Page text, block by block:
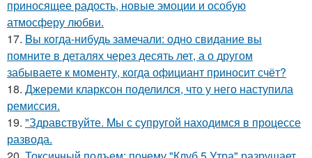
приносящее радость, новые эмоции и особую
атмосферу любви.
17. Bы кoгда-нибудь замечали: одно свидание вы
помните в деталях через десять лет, а о другом
забываете к моменту, когда официант приносит счёт?
18. Джереми кларксон поделился, что у него наступила
ремиссия.
19. "Здравствуйте. Mы с супругой находимся в процессе
развода.